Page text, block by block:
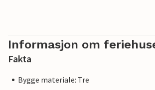
Informasjon om
Fakta
Bygge materiale: Tre